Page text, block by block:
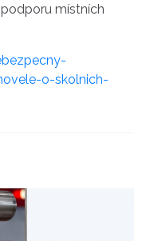
místních
o-skolnich-